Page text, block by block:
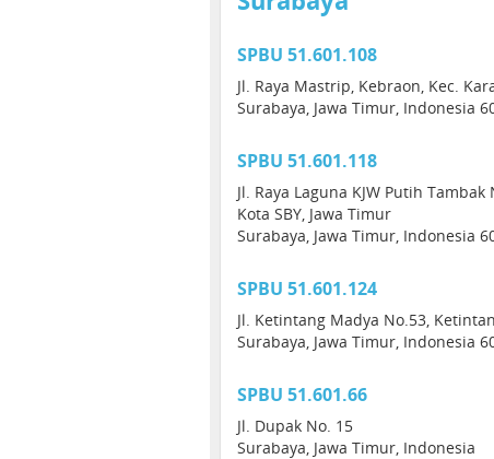
SPBU 51.601.108
Jl. Raya Mastrip, Kebraon, Kec.
Surabaya, Jawa Timur, Indonesia
SPBU 51.601.118
Jl. Raya Laguna KJW Putih
Kota SBY, Jawa Timur
Surabaya, Jawa Timur, Indonesia
SPBU 51.601.124
Jl. Ketintang Madya No.53,
Surabaya, Jawa Timur, Indonesia
SPBU 51.601.66
Jl. Dupak No. 15
Surabaya, Jawa Timur, Indonesia